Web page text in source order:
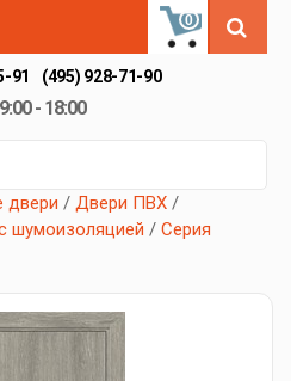
0
91 (495) 928-71-90
9:00 - 18:00
двери / Двери ПВХ /
шумоизоляцией / Серия